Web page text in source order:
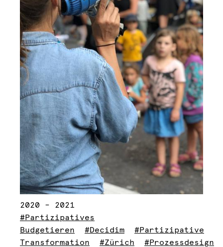
2020 – 2021
#Partizipatives
Budgetieren
#Decidim
#Partizipative
Transformation
#Zürich
#Prozessdesign